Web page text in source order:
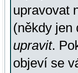
upravovat
(někdy jen
upravit.
objeví se